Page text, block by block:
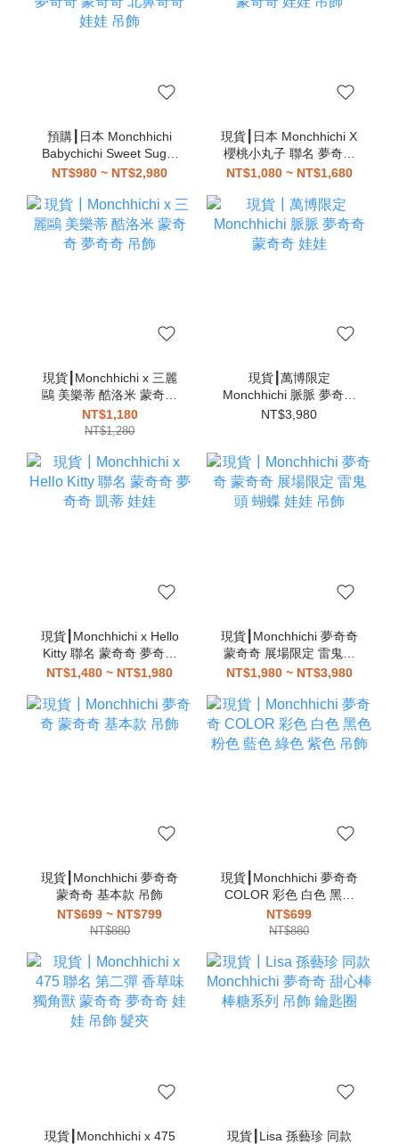
預購┃日本 Monchhichi
Babychichi Sweet Sugar
夢奇奇 蒙奇奇 北鼻奇奇
NT$980 ~ NT$2,980
現貨┃日本 Monchhichi X
櫻桃小丸子 聯名 夢奇奇
蒙奇奇 娃娃 吊飾
NT$1,080 ~ NT$1,680
現貨┃Monchhichi x 三麗
鷗 美樂蒂 酷洛米 蒙奇奇
夢奇奇 吊飾
NT$1,180
NT$1,280
現貨┃萬博限定
Monchhichi 脈脈 夢奇奇
蒙奇奇 娃娃
NT$3,980
現貨┃Monchhichi x Hello
Kitty 聯名 蒙奇奇 夢奇奇
凱蒂 娃娃
NT$1,480 ~ NT$1,980
現貨┃Monchhichi 夢奇奇
蒙奇奇 展場限定 雷鬼頭
蝴蝶 娃娃 吊飾
NT$1,980 ~ NT$3,980
現貨┃Monchhichi 夢奇奇
蒙奇奇 基本款 吊飾
NT$699 ~ NT$799
NT$880
現貨┃Monchhichi 夢奇奇
COLOR 彩色 白色 黑色
粉色 藍色 綠色 紫色 吊飾
NT$699
NT$880
現貨┃Monchhichi x 475
現貨┃Lisa 孫藝珍 同款